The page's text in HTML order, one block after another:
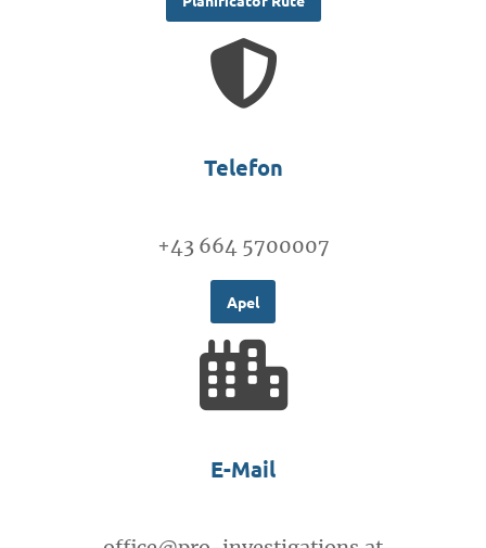
Telefon
+43 664 5700007
Apel
E-Mail